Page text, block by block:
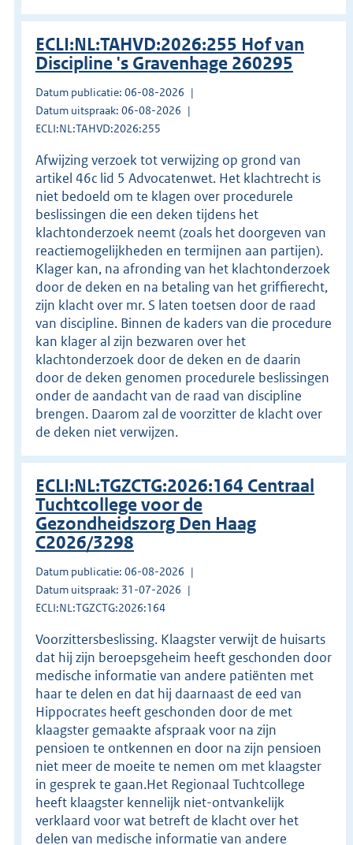
ECLI:NL:TAHVD:2026:255 Hof van
Discipline 's Gravenhage 260295
Datum publicatie: 06-08-2026
Datum uitspraak: 06-08-2026
ECLI:NL:TAHVD:2026:255
Afwijzing verzoek tot verwijzing op grond van
artikel 46c lid 5 Advocatenwet. Het klachtrecht is
niet bedoeld om te klagen over procedurele
beslissingen die een deken tijdens het
klachtonderzoek neemt (zoals het doorgeven van
reactiemogelijkheden en termijnen aan partijen).
Klager kan, na afronding van het klachtonderzoek
door de deken en na betaling van het griffierecht,
zijn klacht over mr. S laten toetsen door de raad
van discipline. Binnen de kaders van die procedure
kan klager al zijn bezwaren over het
klachtonderzoek door de deken en de daarin
door de deken genomen procedurele beslissingen
onder de aandacht van de raad van discipline
brengen. Daarom zal de voorzitter de klacht over
de deken niet verwijzen.
ECLI:NL:TGZCTG:2026:164 Centraal
Tuchtcollege voor de
Gezondheidszorg Den Haag
C2026/3298
Datum publicatie: 06-08-2026
Datum uitspraak: 31-07-2026
ECLI:NL:TGZCTG:2026:164
Voorzittersbeslissing. Klaagster verwijt de huisarts
dat hij zijn beroepsgeheim heeft geschonden door
medische informatie van andere patiënten met
haar te delen en dat hij daarnaast de eed van
Hippocrates heeft geschonden door de met
klaagster gemaakte afspraak voor na zijn
pensioen te ontkennen en door na zijn pensioen
niet meer de moeite te nemen om met klaagster
in gesprek te gaan.Het Regionaal Tuchtcollege
heeft klaagster kennelijk niet-ontvankelijk
verklaard voor wat betreft de klacht over het
delen van medische informatie van andere